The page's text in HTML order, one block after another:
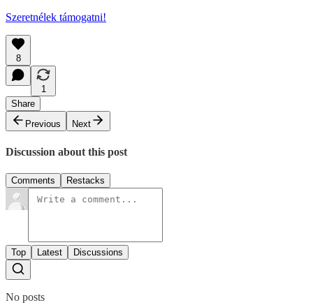
Szeretnélek támogatni!
8
1
Share
Previous
Next
Discussion about this post
Comments Restacks
Top Latest Discussions
No posts